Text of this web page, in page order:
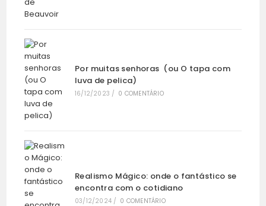
Por muitas senhoras (ou O tapa com
luva de pelica)
16/12/2023 / 0 COMENTÁRIO
Realismo Mágico: onde o fantástico se
encontra com o cotidiano
03/12/2024 / 0 COMENTÁRIO